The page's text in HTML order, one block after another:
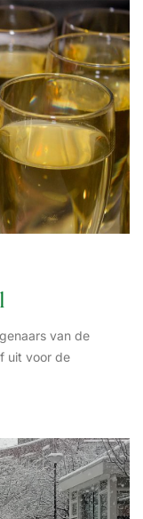
van de
uit voor de